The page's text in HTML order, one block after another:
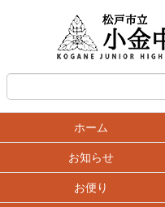
ホーム
お知らせ
お便り